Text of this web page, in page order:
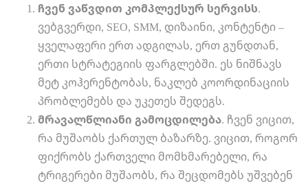
ჩვენ ვაწვდით კომპლექსურ სერვისს.
ვებგვერდი, SEO, SMM, დიზაინი, კონტენტი –
ყველაფერი ერთ ადგილას, ერთ გუნდთან,
ერთი სტრატეგიის ფარგლებში. ეს ნიშნავს
მეტ კოჰერენტობას, ნაკლებ კოორდინაციის
პრობლემებს და უკეთეს შედეგს.
მრავალწლიანი გამოცდილება. ჩვენ ვიცით,
რა მუშაობს ქართულ ბაზარზე. ვიცით, როგორ
ფიქრობს ქართველი მომხმარებელი, რა
ტრიგერები მუშაობს, რა შეცდომებს უშვებენ